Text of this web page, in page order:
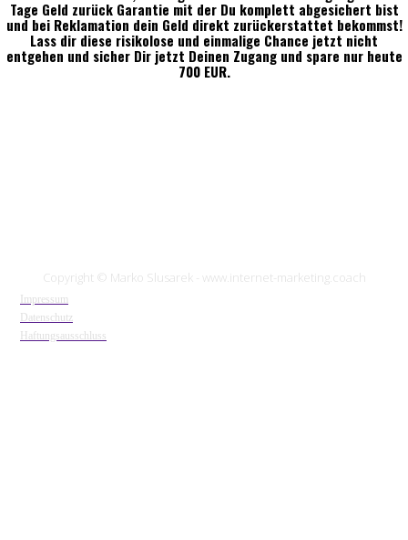
Tage Geld zurück Garantie mit der Du komplett abgesichert bist
und bei Reklamation dein Geld direkt zurückerstattet bekommst!
Lass dir diese risikolose und einmalige Chance jetzt nicht
entgehen und sicher Dir jetzt Deinen Zugang und spare nur heute
700 EUR.
Copyright © Marko Slusarek - www.internet-marketing.coach
Impressum
Datenschutz
Haftungsaussc hluss